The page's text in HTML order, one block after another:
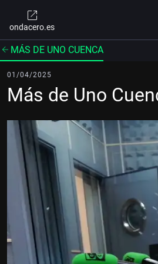
ondacero.es
MÁS DE UNO CUENCA
01/04/2025
Más de Uno